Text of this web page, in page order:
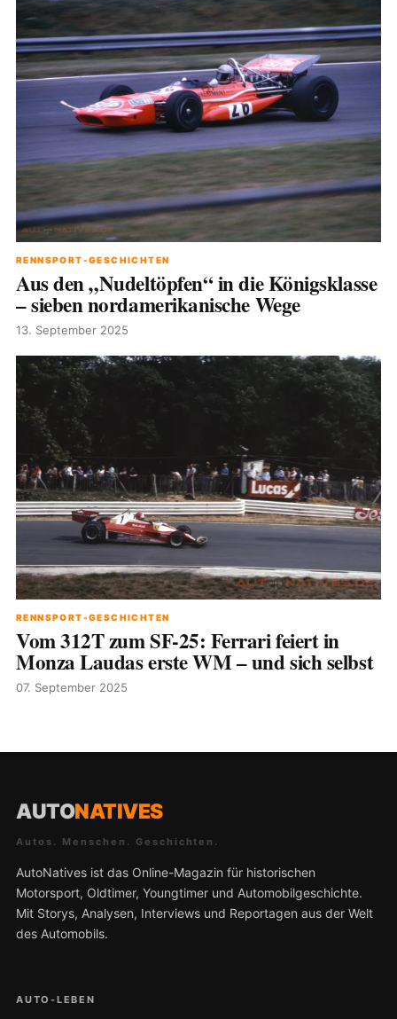
RENNSPORT-GESCHICHTEN
Aus den „Nudeltöpfen“ in die Königsklasse
– sieben nordamerikanische Wege
13. September 2025
RENNSPORT-GESCHICHTEN
Vom 312T zum SF-25: Ferrari feiert in
Monza Laudas erste WM – und sich selbst
07. September 2025
AUTONATIVES
Autos. Menschen. Geschichten.
AutoNatives ist das Online-Magazin für historischen
Motorsport, Oldtimer, Youngtimer und Automobilgeschichte.
Mit Storys, Analysen, Interviews und Reportagen aus der Welt
des Automobils.
AUTO-LEBEN